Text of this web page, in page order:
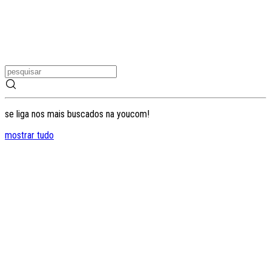
se liga nos mais buscados na youcom!
mostrar tudo